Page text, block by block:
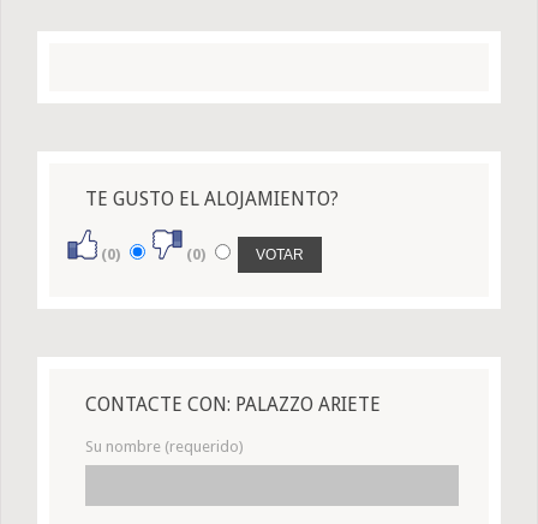
TE GUSTO EL ALOJAMIENTO?
(0) (0)
CONTACTE CON: PALAZZO ARIETE
Su nombre (requerido)